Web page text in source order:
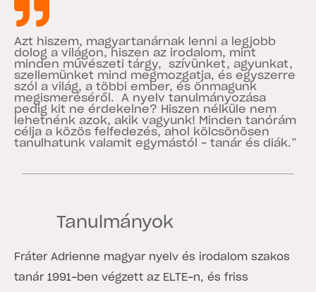
Azt hiszem, magyartanárnak lenni a legjobb
dolog a világon, hiszen az irodalom, mint
minden művészeti tárgy, szívünket, agyunkat,
szellemünket mind megmozgatja, és egyszerre
szól a világ, a többi ember, és önmagunk
megismeréséről. A nyelv tanulmányozása
pedig kit ne érdekelne? Hiszen nélküle nem
lehetnénk azok, akik vagyunk! Minden tanórám
célja a közös felfedezés, ahol kölcsönösen
tanulhatunk valamit egymástól – tanár és diák.”
Tanulmányok
Fráter Adrienne magyar nyelv és irodalom szakos
tanár 1991-ben végzett az ELTE-n, és friss